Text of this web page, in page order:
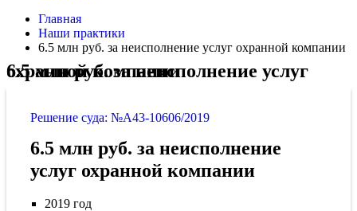
Главная
Наши практики
6.5 млн руб. за неисполнение услуг охранной компании
6.5 млн руб. за неисполнение услуг охранной компании
Решение суда: №А43-10606/2019
6.5 млн руб. за неисполнение
услуг охранной компании
2019 год